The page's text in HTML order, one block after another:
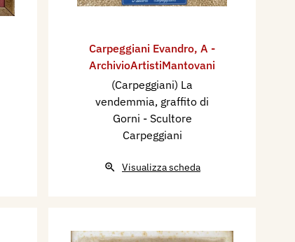
Carpeggiani Evandro, A -
ArchivioArtistiMantovani
(Carpeggiani) La
vendemmia, graffito di
Gorni - Scultore
Carpeggiani
Visualizza scheda